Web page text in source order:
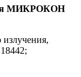
МИКРОКОН
излучения,